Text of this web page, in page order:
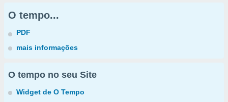
O tempo...
PDF
mais informações
O tempo no seu Site
Widget de O Tempo